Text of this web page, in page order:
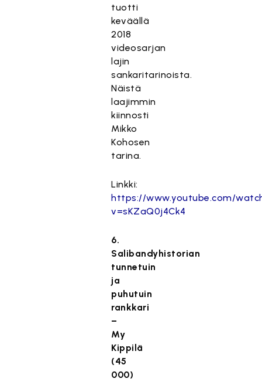
tuotti
keväällä
2018
videosarjan
lajin
sankaritarinoista.
Näistä
laajimmin
kiinnosti
Mikko
Kohosen
tarina.
Linkki:
https://www.youtube.com/
v=sKZaQ0j4Ck4
6.
Salibandyhistorian
tunnetuin
ja
puhutuin
rankkari
–
My
Kippilä
(45
000)